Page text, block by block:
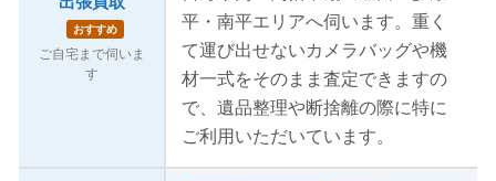
おすすめ
ご自宅まで伺いま
す
平・南平エリアへ伺います。重く
て運び出せないカメラバッグや機
材一式をそのまま査定できますの
で、遺品整理や断捨離の際に特に
ご利用いただいています。